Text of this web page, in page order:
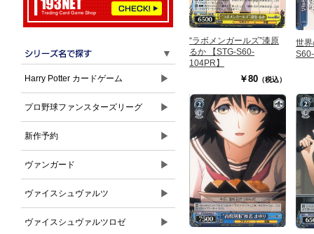
▼
Harry Potter カードゲーム ▶
プロ野球ファンスターズリーグ ▶
新作予約 ▶
ヴァンガード ▶
ヴァイスシュヴァルツ ▶
ヴァイスシュヴァルツロゼ ▶
“ラボメンガールズ”漆原
るか 【STG-S60-
104PR】
￥80 （税込）
世